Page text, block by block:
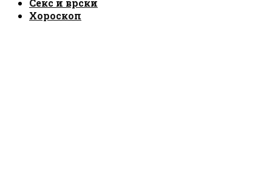
Секс и врски
Хороскоп